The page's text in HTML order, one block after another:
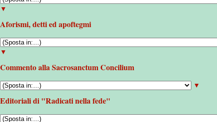
▼
Aforismi, detti ed apoftegmi
▼
Commento alla Sacrosanctum Concilium
▼
Editoriali di "Radicati nella fede"